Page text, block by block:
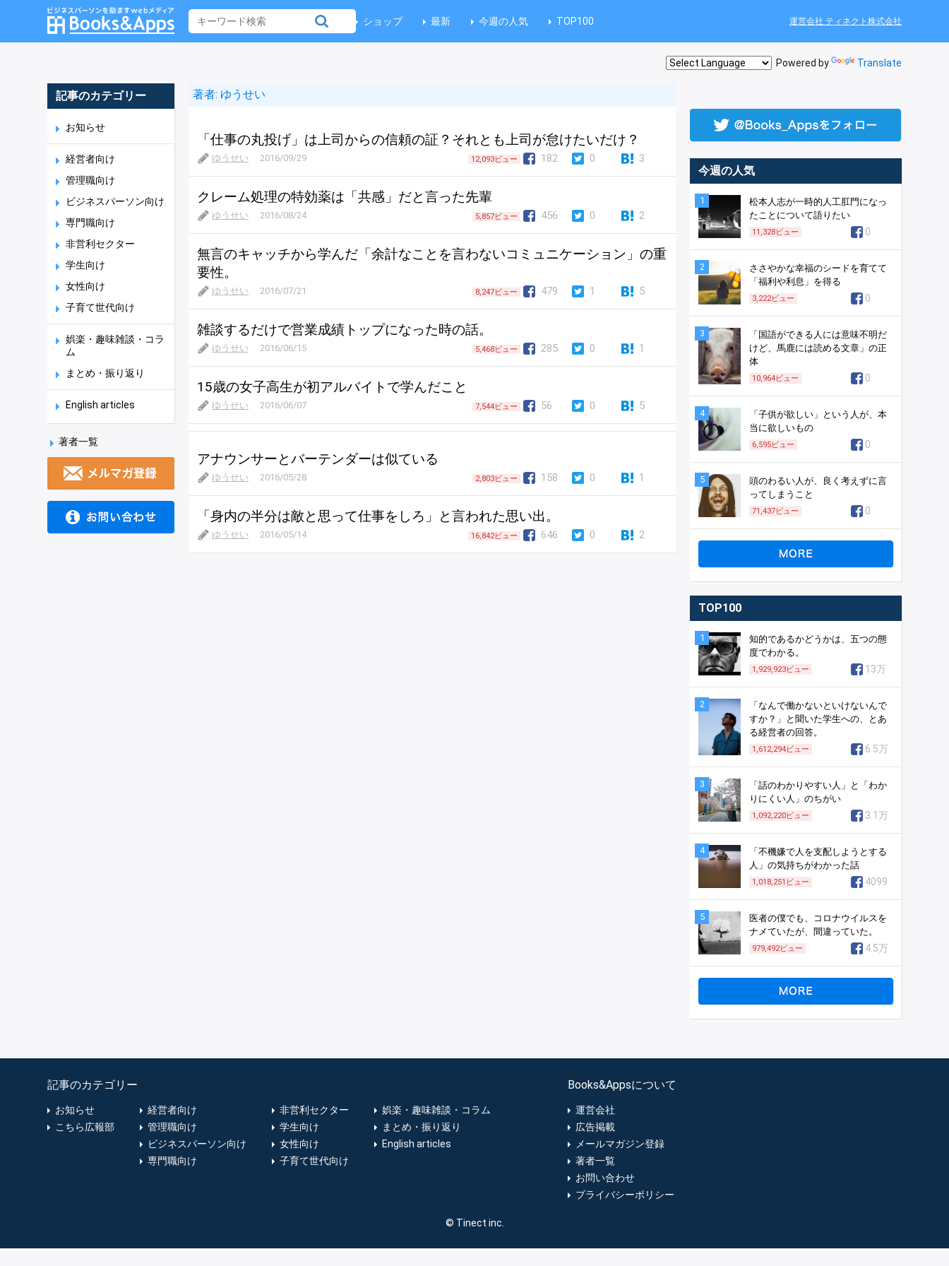
ショップ 最新 今週の人気 TOP100 運営会社 ティネクト株式会社
Powered by Translate
記事のカテゴリー
お知らせ
経営者向け
管理職向け
ビジネスパーソン向け
専門職向け
非営利セクター
学生向け
女性向け
子育て世代向け
娯楽・趣味雑談・コラ
ム
まとめ・振り返り
English articles
著者一覧
著者: ゆうせい
「仕事の丸投げ」は上司からの信頼の証？それとも上司が怠けたいだけ？
ゆうせい 2016/09/29 12,093ビュー 182 0 3
クレーム処理の特効薬は「共感」だと言った先輩
ゆうせい 2016/08/24 5,857ビュー 456 0 2
無言のキャッチから学んだ「余計なことを言わないコミュニケーション」の重
要性。
ゆうせい 2016/07/21 8,247ビュー 479 1 5
雑談するだけで営業成績トップになった時の話。
ゆうせい 2016/06/15 5,468ビュー 285 0 1
15歳の女子高生が初アルバイトで学んだこと
ゆうせい 2016/06/07 7,544ビュー 56 0 5
アナウンサーとバーテンダーは似ている
ゆうせい 2016/05/28 2,803ビュー 158 0 1
「身内の半分は敵と思って仕事をしろ」と言われた思い出。
ゆうせい 2016/05/14 16,842ビュー 646 0 2
今週の人気
1
松本人志が一時的人工肛門になっ
たことについて語りたい
11,328ビュー 0
2
ささやかな幸福のシードを育てて
「福利や利息」を得る
3,222ビュー 0
3
「国語ができる人には意味不明だ
けど、馬鹿には読める文章」の正
体
10,964ビュー 0
4
「子供が欲しい」という人が、本
当に欲しいもの
6,595ビュー 0
5
頭のわるい人が、良く考えずに言
ってしまうこと
71,437ビュー 0
TOP100
1
知的であるかどうかは、五つの態
度でわかる。
1,929,923ビュー 13万
2
「なんで働かないといけないんで
すか？」と聞いた学生への、とあ
る経営者の回答。
1,612,294ビュー 6.5万
3
「話のわかりやすい人」と「わか
りにくい人」のちがい
1,092,220ビュー 3.1万
4
「不機嫌で人を支配しようとする
人」の気持ちがわかった話
1,018,251 ビュー 4099
5
医者の僕でも、コロナウイルスを
ナメていたが、間違っていた。
979,492ビュー 4.5万
記事のカテゴリー
お知らせ
こちら広報部
経営者向け
管理職向け
ビジネスパーソン向け
専門職向け
非営利セクター
学生向け
女性向け
子育て世代向け
娯楽・趣味雑談・コラム
まとめ・振り返り
English articles
Books&Appsについて
運営会社
広告掲載
メールマガジン登録
著者一覧
お問い合わせ
プライバシーポリシー
© Tinect inc.